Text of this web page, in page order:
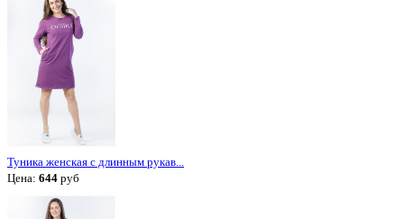
Туника женская с длинным рукав...
Цена: 644 руб